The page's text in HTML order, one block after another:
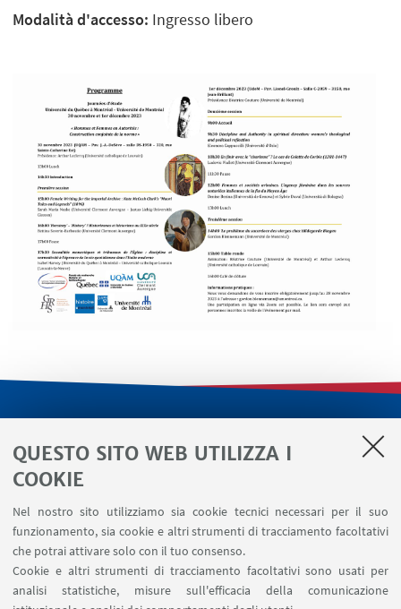
QUESTO SITO WEB UTILIZZA I
COOKIE
Nel nostro sito utilizziamo sia cookie tecnici necessari per il suo
funzionamento, sia cookie e altri strumenti di tracciamento facoltativi
che potrai attivare solo con il tuo consenso.
Cookie e altri strumenti di tracciamento facoltativi sono usati per
analisi statistiche, misure sull'efficacia della comunicazione
Modalità d'accesso: Ingresso libero
Segnala un evento
Contatti
SEGUI IL DIPARTIMENTO SU: